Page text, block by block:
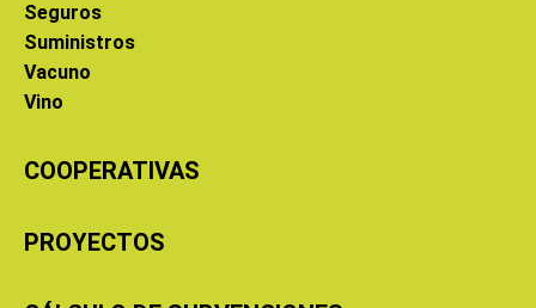
Seguros
Suministros
Vacuno
Vino
COOPERATIVAS
PROYECTOS